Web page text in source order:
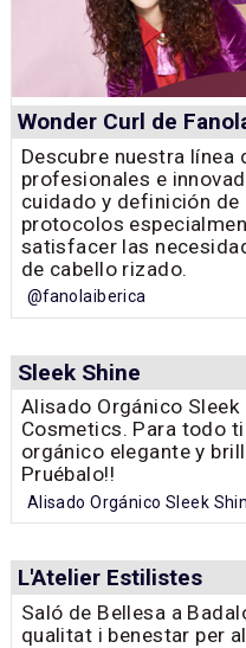
Wonder Curl de
Descubre nuestra línea
profesionales e
cuidado y definición
protocolos
satisfacer las
de cabello rizado.
@fanolaiberica
Sleek Shine
Alisado Orgánico
Cosmetics. Para todo
orgánico elegante y
Pruébalo!!
Alisado Orgánico Sleek
L'Atelier Estilistes
Saló de Bellesa a
qualitat i benestar per